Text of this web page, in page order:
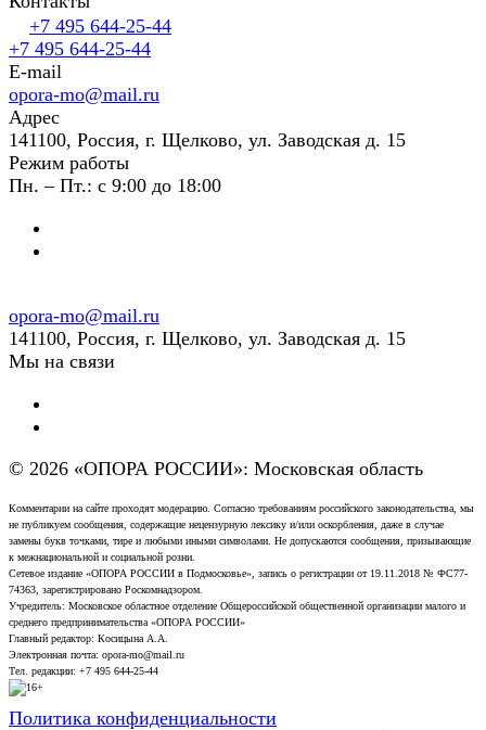
+7 495 644-25-44
+7 495 644-25-44
E-mail
opora-mo@mail.ru
Адрес
141100, Россия, г. Щелково, ул. Заводская д. 15
Режим работы
Пн. – Пт.: с 9:00 до 18:00
opora-mo@mail.ru
141100, Россия, г. Щелково, ул. Заводская д. 15
Мы на связи
© 2026 «ОПОРА РОССИИ»: Московская область
Комментарии на сайте проходят модерацию. Согласно требованиям российского законодательства, мы
не публикуем сообщения, содержащие нецензурную лексику и/или оскорбления, даже в случае
замены букв точками, тире и любыми иными символами. Не допускаются сообщения, призывающие
к межнациональной и социальной розни.
Сетевое издание «ОПОРА РОССИИ в Подмосковье», запись о регистрации от 19.11.2018 № ФС77-
74363, зарегистрировано Роскомнадзором.
Учредитель: Московское областное отделение Общероссийской общественной организации малого и
среднего предпринимательства «ОПОРА РОССИИ»
Главный редактор: Косицына А.А.
Электронная почта: opora-mo@mail.ru
Тел. редакции: +7 495 644-25-44
Политика конфиденциальности